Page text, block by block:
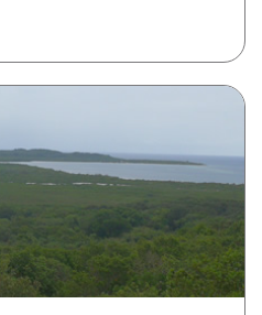
Isla Santa Elena